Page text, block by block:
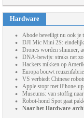
Hardware
Abode beveiligt nu ook je
DJI Mic Mini 2S: eindelijk
Drones worden slimmer,
DNA-bewijs: straks net zo
Hackers mikken op
Europa bouwt
VS verbiedt Chinese
Apple stopt met iPhone-
Museums: van stoffig
Robot-hond Spot gaat
Naar het Hardware-